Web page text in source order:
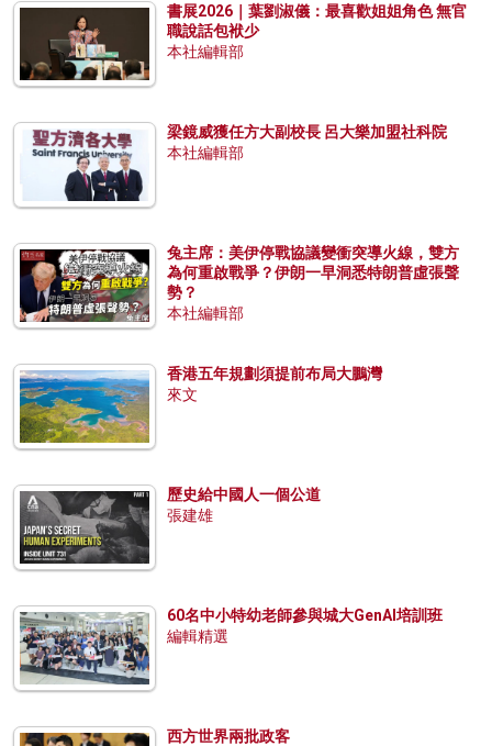
書展2026｜葉劉淑儀：最喜歡姐姐角色 無官
職說話包袱少
本社編輯部
梁鏡威獲任方大副校長 呂大樂加盟社科院
本社編輯部
兔主席：美伊停戰協議變衝突導火線，雙方
為何重啟戰爭？伊朗一早洞悉特朗普虛張聲
勢？
本社編輯部
香港五年規劃須提前布局大鵬灣
來文
歷史給中國人一個公道
張建雄
60名中小特幼老師參與城大GenAI培訓班
編輯精選
西方世界兩批政客